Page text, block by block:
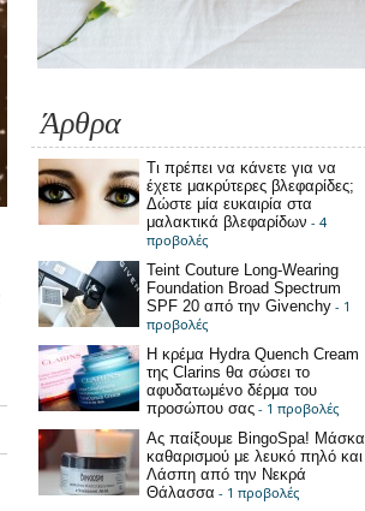
Άρθρα
Τι πρέπει να κάνετε για να
έχετε μακρύτερες βλεφαρίδες;
Δώστε μία ευκαιρία στα
μαλακτικά βλεφαρίδων - 4
προβολές
Teint Couture Long-Wearing
Foundation Broad Spectrum
SPF 20 από την Givenchy - 1
προβολές
Η κρέμα Hydra Quench Cream
της Clarins θα σώσει το
αφυδατωμένο δέρμα του
προσώπου σας - 1 προβολές
Ας παίξουμε BingoSpa! Μάσκα
καθαρισμού με λευκό πηλό και
Λάσπη από την Νεκρά
Θάλασσα - 1 προβολές